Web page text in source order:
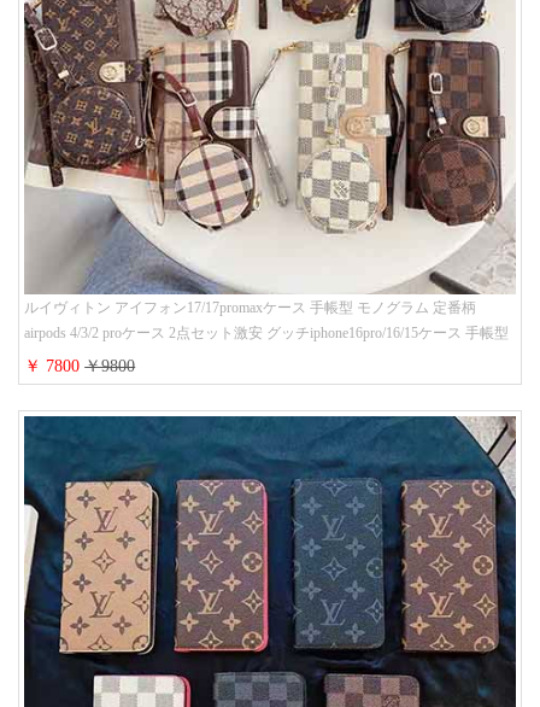
ルイヴィトン アイフォン17/17promaxケース 手帳型 モノグラム 定番柄
airpods 4/3/2 proケース 2点セット激安 グッチiphone16pro/16/15ケース 手帳型
財布カード入り 多機能 ハイ ブランド Galaxy S25/S24/S23手帳カバー おすす
め
￥ 7800￥9800